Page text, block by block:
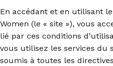
En accédant et en utilisant
Women (le « site »), vous
lié par ces conditions
vous utilisez les services du
soumis à toutes les